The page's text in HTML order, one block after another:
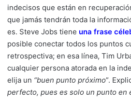
indecisos que están en
que jamás tendrán toda la
es. Steve Jobs tiene una frase
posible conectar todos los puntos
retrospectiva; en esa línea, Tim
cualquier persona atorada en la
elija un “buen punto próximo”.
perfecto, pues es solo un punto en